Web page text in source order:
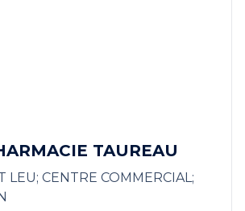
TAUREAU
LEU; CENTRE COMMERCIAL;